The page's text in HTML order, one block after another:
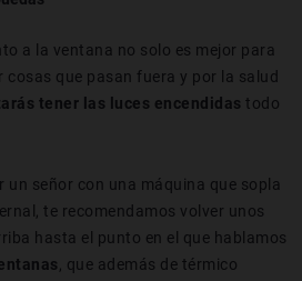
a la ventana no solo es mejor para
que pasan fuera y por la salud
tener las luces encendidas todo
un señor con una máquina que sopla
te recomendamos volver unos
hasta el punto en el que hablamos
, que además de térmico